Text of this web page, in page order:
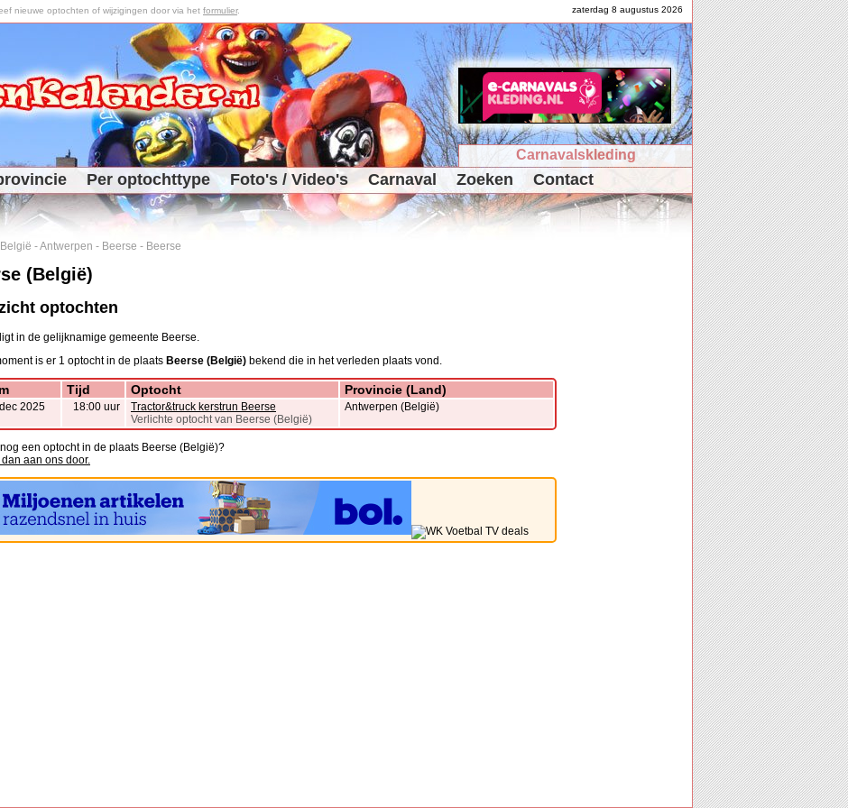
zaterdag 8 augustus 2026
nieuwe optochten of wijzigingen door via het formulier.
Carnavalskleding
Per optochttype Foto's / Video's Carnaval Zoeken Contact
België -Antwerpen - Beerse - Beerse
(België)
optochten
in de gelijknamige gemeente Beerse.
is er 1 optocht in de plaats Beerse (België) bekend die in het verleden plaats vond.
Tijd Optocht Provincie (Land)
2025 18:00 uur
Tractor&truck kerstrun Beerse
Verlichte optocht van Beerse (België)
Antwerpen (België)
een optocht in de plaats Beerse (België)?
aan ons door.